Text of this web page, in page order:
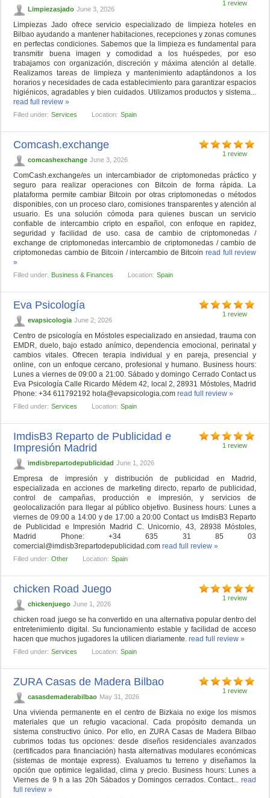
1 review
Limpiezasjado June 3, 2026
Limpiezas Jado ofrece servicio especializado de limpieza hoteles en
Bilbao ayudando a mantener habitaciones, recepciones y zonas comunes
en perfectas condiciones. Sabemos que la limpieza es fundamental para
transmitir buena imagen y comodidad a los huéspedes, por eso
trabajamos con organización, discreción y máxima atención al detalle.
Realizamos tareas de limpieza y mantenimiento adaptándonos a los
horarios y necesidades de cada establecimiento para garantizar espacios
higiénicos, agradables y bien cuidados. Utilizamos productos y sistema...
read full review »
Filled under: Services Location: Spain
1 review
Comcash.exchange
comcashexchange June 3, 2026
ComCash.exchange/es un intercambiador de criptomonedas práctico y
seguro para realizar operaciones con Bitcoin de forma rápida. La
plataforma permite cambiar Bitcoin por otras criptomonedas o métodos
disponibles, con un proceso claro, comisiones transparentes y atención al
usuario. Es una solución cómoda para quienes buscan un servicio
confiable de intercambio cripto en español, con enfoque en rapidez,
seguridad y facilidad de uso. casa de cambio de criptomonedas /
exchange de criptomonedas intercambio de criptomonedas / cambio de
criptomonedas cambio de Bitcoin / intercambio de Bitcoinread full review
»
Filled under: Business & Finances Location: Spain
1 review
Eva Psicología
evapsicologia June 2, 2026
Centro de psicología en Móstoles especializado en ansiedad, trauma con
EMDR, duelo, bajo estado anímico, dependencia emocional, perinatal y
cambios vitales. Ofrecen terapia individual y en pareja, presencial y
online, con un enfoque cercano, profesional y humano. Business hours:
Lunes a viernes de 09:00 a 21:00. Sábado y domingo Cerrado Contact us
Eva Psicología Calle Ricardo Médem 42, local 2, 28931 Móstoles, Madrid
Phone: +34 611792192 hola@evapsicologia.com read full review »
Filled under: Services Location: Spain
1 review
ImdisB3 Reparto de Publicidad e
Impresión Madrid
imdisbrepartodepublicidad June 1, 2026
Empresa de impresión y distribución de publicidad en Madrid,
especializada en acciones de marketing directo, reparto de publicidad,
control de campañas, producción e impresión, y servicios de
geolocalización para llegar al público objetivo. Business hours: Lunes a
viernes de 09:00 a 14:00 y de 17:00 a 20:00 Contact us ImdisB3 Reparto
de Publicidad e Impresión Madrid C. Unicornio, 43, 28938 Móstoles,
Madrid Phone: +34 635 31 85 03
comercial@imdisb3repartodepublicidad.com read full review »
Filled under: Other Location: Spain
1 review
chicken Road Juego
chickenjuego June 1, 2026
chicken road juego se ha convertido en una alternativa popular dentro del
entretenimiento digital. Su funcionamiento estable y facilidad de acceso
hacen que muchos jugadores la utilicen diariamente.read full review »
Filled under: Services Location: Spain
1 review
ZURA Casas de Madera Bilbao
casasdemaderabilbao May 31, 2026
Una vivienda permanente en el centro de Bizkaia no exige los mismos
materiales que un refugio vacacional. Cada propósito demanda un
sistema constructivo único. Por ello, en ZURA Casas de Madera Bilbao
cubrimos todas tus opciones: desde diseños residenciales avanzados
(certificados para financiación) hasta alternativas modulares económicas
(sistemas de montaje express). Evaluamos tu terreno y diseñamos la
opción que optimice legalidad, clima y precio. Business hours: Lunes a
Viernes de 9 h a las 20h Sábados y Domingos cerrados. Contact...read
full review »